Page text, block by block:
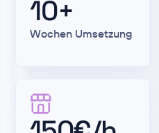
10+
Wochen Umsetzung